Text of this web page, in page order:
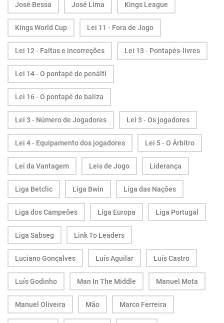
José Bessa José Lima Kings League
Kings World Cup Lei 11 - Fora de Jogo
Lei 12 - Faltas e incorreções Lei 13 - Pontapés-livres
Lei 14 - O pontapé de penálti
Lei 16 - O pontapé de baliza
Lei 3 - Número de Jogadores Lei 3 - Os jogadores
Lei 4 - Equipamento dos jogadores Lei 5 - O Árbitro
Lei da Vantagem Leis de Jogo Liderança
Liga Betclic Liga Bwin Liga das Nações
Liga dos Campeões Liga Europa Liga Portugal
Liga Sabseg Link To Leaders
Luciano Gonçalves Luís Aguilar Luís Castro
Luís Godinho Man In The Middle Manuel Mota
Manuel Oliveira Mão Marco Ferreira